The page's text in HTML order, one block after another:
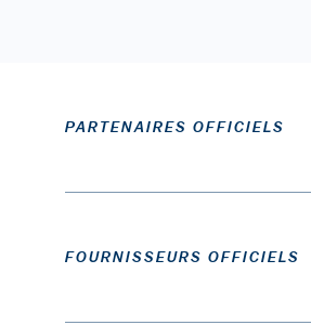
PARTENAIRES OFFICIELS
FOURNISSEURS OFFICIELS